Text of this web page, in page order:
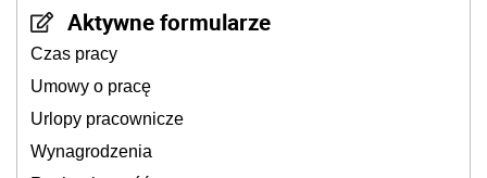
Aktywne formularze
Czas pracy
Umowy o pracę
Urlopy pracownicze
Wynagrodzenia